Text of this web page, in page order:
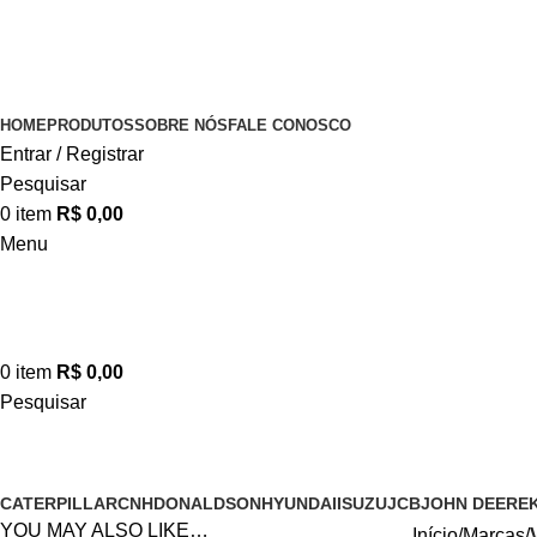
HOMEPRODUTOSSOBRE NÓS FALE CONOSCO
Entrar / Registrar
Pesquisar
0 item R$ 0,00
Menu
0 item R$ 0,00
Pesquisar
CATERPILLARCNHDONALDSONHYUNDAIISUZUJCBJOHN DEERE
YOU MAY ALSO LIKE…